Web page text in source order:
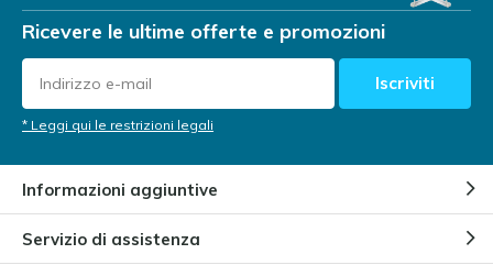
Ricevere le ultime offerte e promozioni
Iscriviti
* Leggi qui le restrizioni legali
Informazioni aggiuntive
Servizio di assistenza